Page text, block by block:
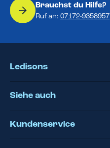
Brauchst du Hilfe?
Ruf an: 07172-9358957
Ledisons
Siehe auch
Kundenservice